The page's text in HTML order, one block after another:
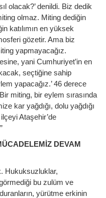
olacak?’ denildi. Biz dedik
olmaz. Miting dediğin
katılımın en yüksek
gözetir. Ama biz
yapmayacağız.
yani Cumhuriyet’in en
seçtiğine sahip
yapacağız.’ 46 derece
miting, bir eylem sırasında
kar yağdığı, dolu yağdığı
Ataşehir’de
DEVAM
Hukuksuzluklar,
bu zulüm ve
yürütme erkinin